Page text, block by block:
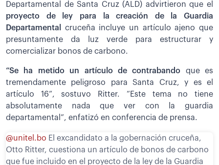
Departamental de Santa Cruz (ALD) advirtieron que el
proyecto de ley para la creación de la Guardia
Departamental cruceña incluye un artículo ajeno que
presuntamente da luz verde para estructurar y
comercializar bonos de carbono.
“Se ha metido un artículo de contrabando que es
tremendamente peligroso para Santa Cruz, y es el
artículo 16”, sostuvo Ritter. “Este tema no tiene
absolutamente nada que ver con la guardia
departamental”, enfatizó en conferencia de prensa.
@unitel.bo El excandidato a la gobernación cruceña,
Otto Ritter, cuestiona un artículo de bonos de carbono
que fue incluido en el proyecto de la ley de la Guardia